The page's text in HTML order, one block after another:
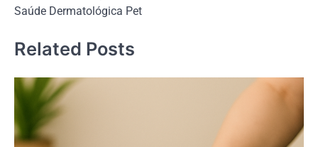
Saúde Dermatológica Pet
Related Posts